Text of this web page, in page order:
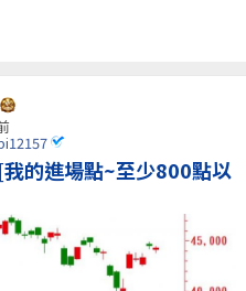
的進場點~至少800點以